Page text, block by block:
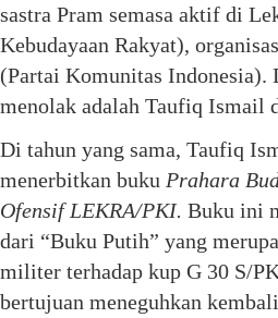
sastra Pram semasa aktif di
Kebudayaan Rakyat),
(Partai Komunitas Indonesia).
menolak adalah Taufiq Ismail
Di tahun yang sama, Taufiq
menerbitkan buku Prahara
Ofensif LEKRA/PKI. Buku ini
dari “Buku Putih” yang
militer terhadap kup G 30 S/
bertujuan meneguhkan